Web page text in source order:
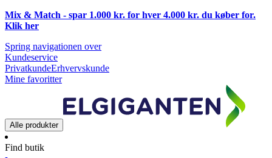
Mix & Match - spar 1.000 kr. for hver 4.000 kr. du køber for.
Klik her
Spring navigationen over
Kundeservice
PrivatkundeErhvervskunde
Mine favoritter
Alle produkter
Find butik